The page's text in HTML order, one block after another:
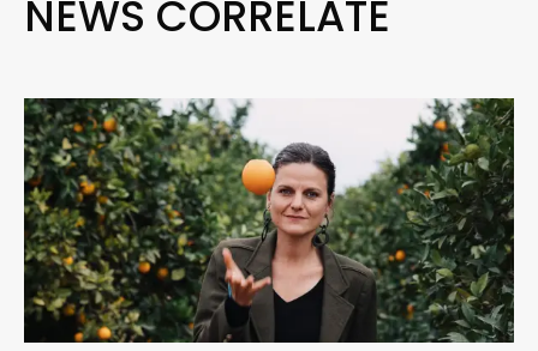
NEWS CORRELATE